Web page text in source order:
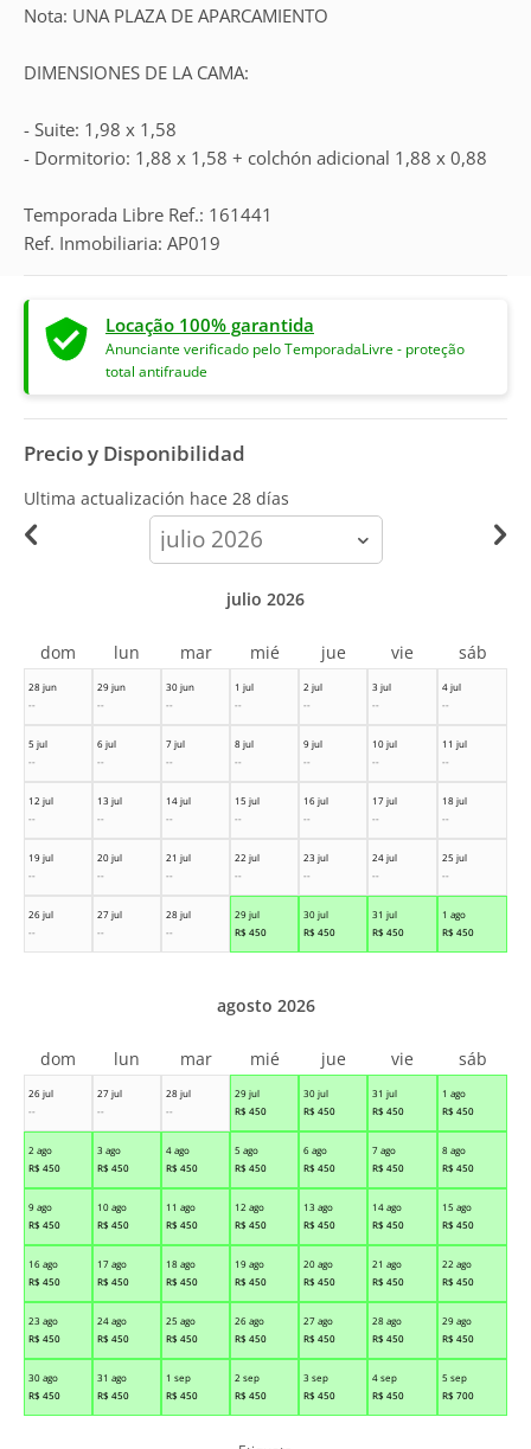
Nota: UNA PLAZA DE APARCAMIENTO
DIMENSIONES DE LA CAMA:
- Suite: 1,98 x 1,58
- Dormitorio: 1,88 x 1,58 + colchón adicional 1,88 x 0,88
Temporada Libre Ref.: 161441
Ref. Inmobiliaria: AP019
Locação 100% garantida
Anunciante verificado pelo TemporadaLivre - proteção
total antifraude
Precio y Disponibilidad
Ultima actualización hace 28 días
calendar-
month
28 jun
--
29 jun
--
30 jun
--
1 jul
--
2 jul
--
3 jul
--
4 jul
--
5 jul
--
6 jul
--
7 jul
--
8 jul
--
9 jul
--
10 jul
--
11 jul
--
12 jul
--
13 jul
--
14 jul
--
15 jul
--
16 jul
--
17 jul
--
18 jul
--
19 jul
--
20 jul
--
21 jul
--
22 jul
--
23 jul
--
24 jul
--
25 jul
--
26 jul
--
27 jul
--
28 jul
--
29 jul
R$ 450
30 jul
R$ 450
31 jul
R$ 450
1 ago
R$ 450
julio 2026
dom lun mar mié jue vie sáb
26 jul
--
27 jul
--
28 jul
--
29 jul
R$ 450
30 jul
R$ 450
31 jul
R$ 450
1 ago
R$ 450
2 ago
R$ 450
3 ago
R$ 450
4 ago
R$ 450
5 ago
R$ 450
6 ago
R$ 450
7 ago
R$ 450
8 ago
R$ 450
9 ago
R$ 450
10 ago
R$ 450
11 ago
R$ 450
12 ago
R$ 450
13 ago
R$ 450
14 ago
R$ 450
15 ago
R$ 450
16 ago
R$ 450
17 ago
R$ 450
18 ago
R$ 450
19 ago
R$ 450
20 ago
R$ 450
21 ago
R$ 450
22 ago
R$ 450
23 ago
R$ 450
24 ago
R$ 450
25 ago
R$ 450
26 ago
R$ 450
27 ago
R$ 450
28 ago
R$ 450
29 ago
R$ 450
30 ago
R$ 450
31 ago
R$ 450
1 sep
R$ 450
2 sep
R$ 450
3 sep
R$ 450
4 sep
R$ 450
5 sep
R$ 700
agosto 2026
dom lun mar mié jue vie sáb